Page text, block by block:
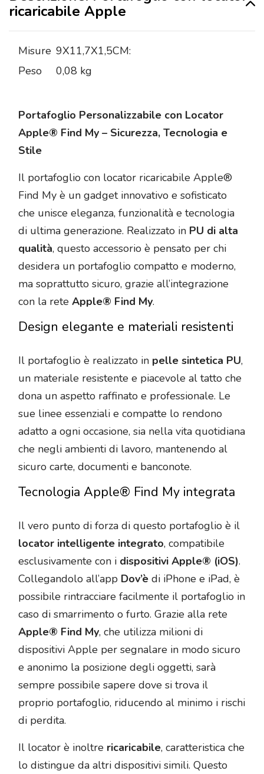
ricaricabile Apple
Misure 9X11,7X1,5CM:
Peso
0,08 kg
Portafoglio Personalizzabile con Locator
Apple® Find My – Sicurezza, Tecnologia e
Stile
Il portafoglio con locator ricaricabile Apple®
Find My è un gadget innovativo e sofisticato
che unisce eleganza, funzionalità e tecnologia
di ultima generazione. Realizzato in PU di alta
qualità, questo accessorio è pensato per chi
desidera un portafoglio compatto e moderno,
ma soprattutto sicuro, grazie all’integrazione
con la rete Apple® Find My.
Design elegante e materiali resistenti
Il portafoglio è realizzato in pelle sintetica PU,
un materiale resistente e piacevole al tatto che
dona un aspetto raffinato e professionale. Le
sue linee essenziali e compatte lo rendono
adatto a ogni occasione, sia nella vita quotidiana
che negli ambienti di lavoro, mantenendo al
sicuro carte, documenti e banconote.
Tecnologia Apple® Find My integrata
Il vero punto di forza di questo portafoglio è il
locator intelligente integrato, compatibile
esclusivamente con i dispositivi Apple® (iOS).
Collegandolo all’app Dov’è di iPhone e iPad, è
possibile rintracciare facilmente il portafoglio in
caso di smarrimento o furto. Grazie alla rete
Apple® Find My, che utilizza milioni di
dispositivi Apple per segnalare in modo sicuro
e anonimo la posizione degli oggetti, sarà
sempre possibile sapere dove si trova il
proprio portafoglio, riducendo al minimo i rischi
di perdita.
Il locator è inoltre ricaricabile, caratteristica che
lo distingue da altri dispositivi simili. Questo